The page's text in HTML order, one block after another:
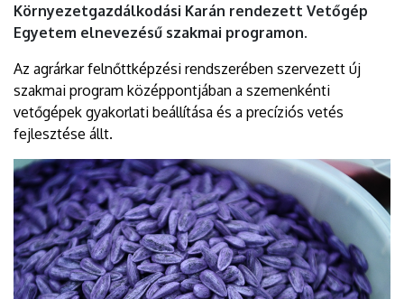
Környezetgazdálkodási Karán rendezett Vetőgép
Egyetem elnevezésű szakmai programon.
Az agrárkar felnőttképzési rendszerében szervezett új
szakmai program középpontjában a szemenkénti
vetőgépek gyakorlati beállítása és a precíziós vetés
fejlesztése állt.